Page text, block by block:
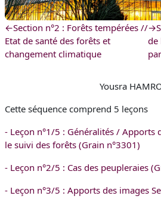
Résumé de section
←Section n°2 : Forêts tempérées //
Etat de santé des forêts et
changement climatique
→
de
Yousra
Cette séquence comprend 5 leçons
- Leçon n°1/5 : Généralités / Apports
le suivi des forêts (Grain n°3301)
- Leçon n°2/5 : Cas des peupleraies
- Leçon n°3/5 : Apports des images